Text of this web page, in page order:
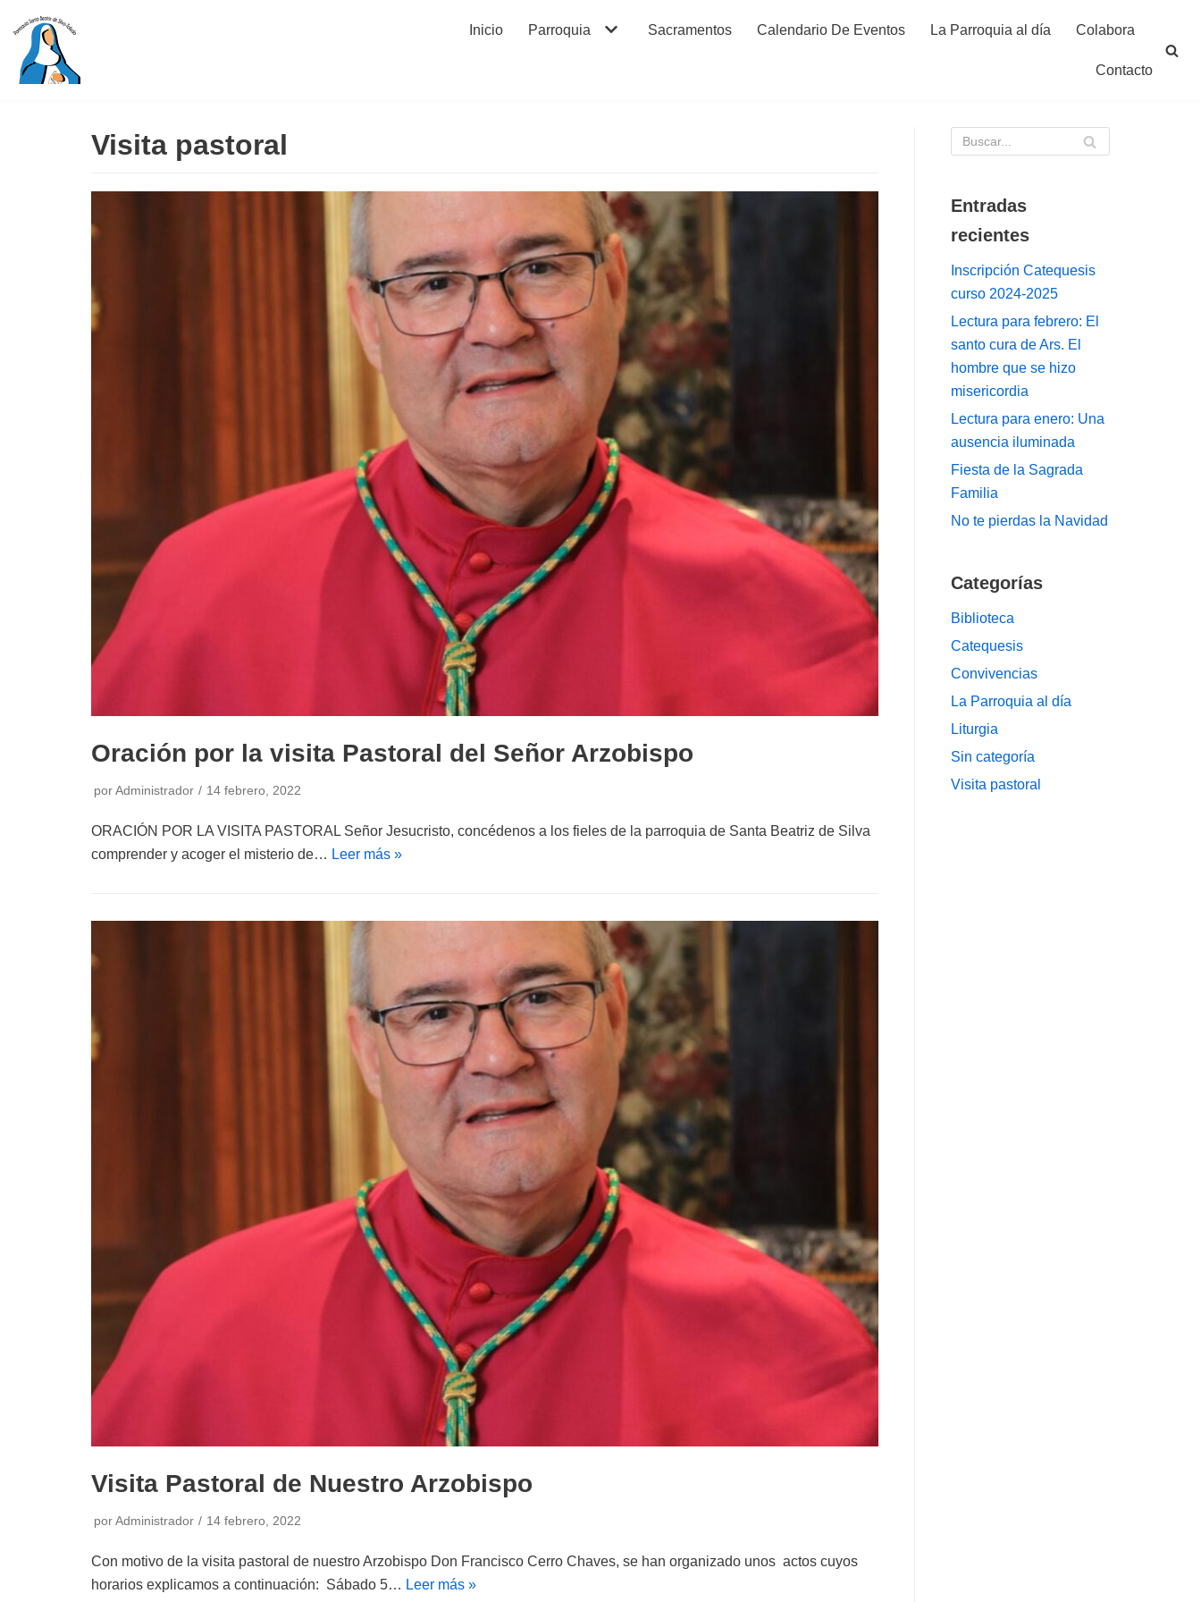
Saltar
contenido
Inicio Parroquia Sacramentos Calendario De Eventos La Parroquia al día Colabora
Contacto
Visita pastoral
Oración por la visita Pastoral del Señor Arzobispo
por Administrador 14 febrero, 2022
ORACIÓN POR LA VISITA PASTORAL Señor Jesucristo, concédenos a los fieles de la parroquia de Santa Beatriz de Silva
comprender y acoger el misterio de… Leer más »
Visita Pastoral de Nuestro Arzobispo
por Administrador 14 febrero, 2022
Con motivo de la visita pastoral de nuestro Arzobispo Don Francisco Cerro Chaves, se han organizado unos actos cuyos
horarios explicamos a continuación: Sábado 5… Leer más »
Entradas
recientes
Inscripción Catequesis
curso 2024-2025
Lectura para febrero: El
santo cura de Ars. El
hombre que se hizo
misericordia
Lectura para enero: Una
ausencia iluminada
Fiesta de la Sagrada
Familia
No te pierdas la Navidad
Categorías
Biblioteca
Catequesis
Convivencias
La Parroquia al día
Liturgia
Sin categoría
Visita pastoral